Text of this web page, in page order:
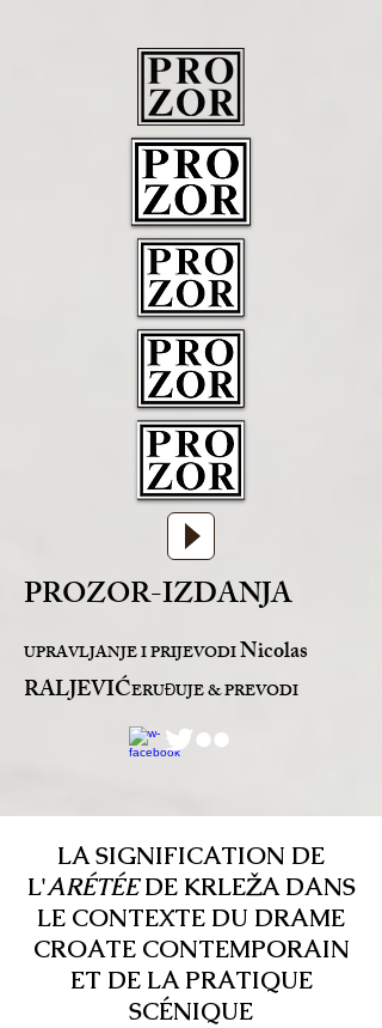
PROZOR-IZDANJA
UPRAVLJANJE I PRIJEVODINicolas
RALJEVIĆERUĐUJE & PREVODI
LA SIGNIFICATION DE
L'ARÉTÉEDE KRLEŽA DANS
LE CONTEXTE DU DRAME
CROATE CONTEMPORAIN
ET DE LA PRATIQUE
SCÉNIQUE